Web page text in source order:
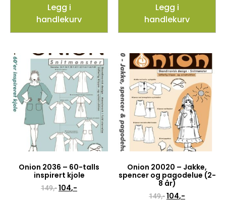
Legg i
handlekurv
Legg i
handlekurv
Onion 2036 – 60-talls
inspirert kjole
149,-104,-
Onion 20020 – Jakke,
spencer og pagodelue (2-
8 år)
149,-104,-